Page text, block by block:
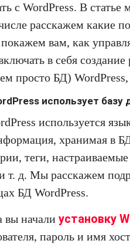
с WordPress. В
расскажем какие
вам, как
в себя
просто БД)
использует базу
используется
хранимая в
теги,
т. д. Мы расскажем
БД WordPress.
вы начали установку
пароль и имя